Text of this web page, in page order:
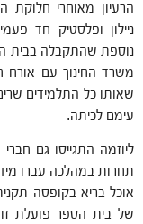
הרעיון מאוחרי
ניילון ופלסטיק חד
נוספת שהתקבלה בבית
משרד החינוך עם אורח
שאותו כל התלמידים
עימם לכיתה.
ליוזמה התגייסו גם
תחרות במהלכה עברו
אוכל בריא בקופסה
של בית הספר פועלת